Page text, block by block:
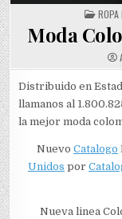
IN
ROPA
Moda
Distribuido en
llamanos al
la mejor moda
Nuevo Catalogo
Unidos por
Nueva linea